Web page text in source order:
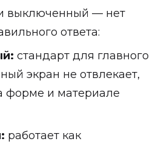
выключенный — нет
ответа:
стандарт для главного
экран не отвлекает,
форме и материале
работает как